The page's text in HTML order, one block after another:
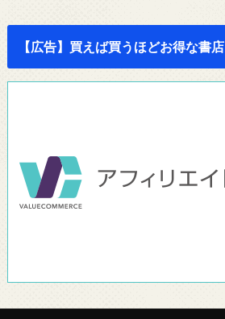
【広告】買えば買うほどお得な書店